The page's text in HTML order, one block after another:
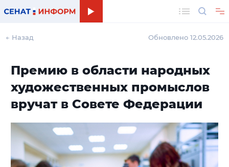
← Назад Обновлено 12.05.2026
Премию в области народных
художественных промыслов
вручат в Совете Федерации